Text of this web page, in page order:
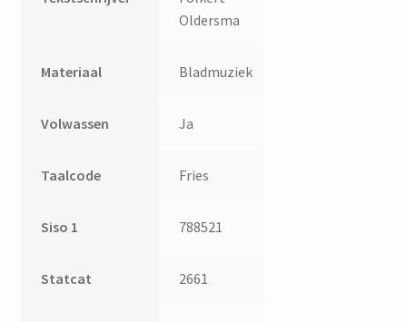
Oldersma
Materiaal Bladmuziek
Volwassen Ja
Taalcode Fries
Siso 1 788521
Statcat 2661